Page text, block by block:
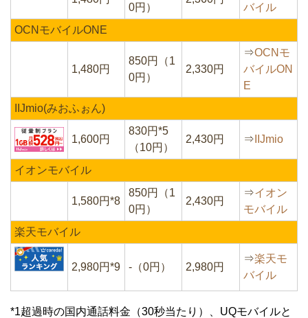
0円）
バイル
OCNモバイルONE
1,480円
850円（1
0円）
2,330円
⇒OCNモ
バイルON
E
IIJmio(みおふぉん)
1,600円
830円*5
（10円）
2,430円 ⇒ IIJmio
イオンモバイル
1,580円*8
850円（1
0円）
2,430円
⇒イオン
モバイル
楽天モバイル
2,980円*9 -（0円） 2,980円
⇒楽天モ
バイル
*1超過時の国内通話料金（30秒当たり）、UQモバイルと